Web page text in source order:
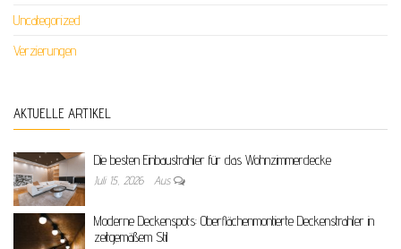
Uncategorized
Verzierungen
AKTUELLE ARTIKEL
Die besten Einbaustrahler für das Wohnzimmerdecke
Juli 15, 2026 Aus
Moderne Deckenspots: Oberflächenmontierte Deckenstrahler in
zeitgemäßem Stil